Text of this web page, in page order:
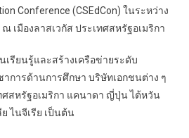
Conference (CSEdCon) ในระหว่าง
เมืองลาสเวกัส ประเทศสหรัฐอเมริกา
เรียนรู้และสร้างเครือข่ายระดับ
การด้านการศึกษา บริษัทเอกชนต่าง ๆ
ศสหรัฐอเมริกา แคนาดา ญี่ปุ่น ไต้หวัน
ไนจีเรีย เป็นต้น